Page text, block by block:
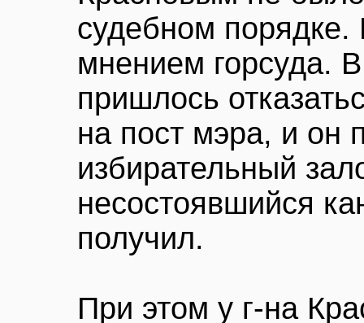
судебном порядке.
мнением горсуда.
пришлось
на пост мэра, и он
избирательный
несостоявшийся
получил.
При этом у г-на